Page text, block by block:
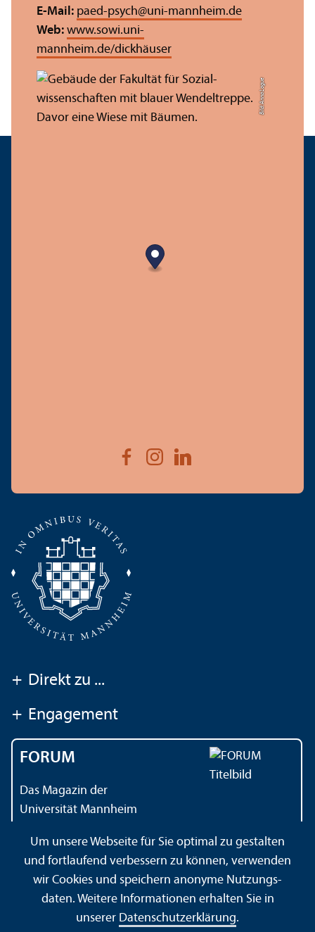
Bild: Anna Logue
E-Mail: paed-psych@uni-mannheim.de
Web: www.sowi.uni-
mannheim.de/dickhäuser
+ Direkt zu ...
+ Engagement
FORUM
Das Magazin der
Universität Mannheim
Kontakt Impressum Datenschutz
Barrierefreiheit
Gebärdensprache
Leichte Sprache
Sitemap
Hausordnung
Sicherheit und Notfälle
Um unsere Webseite für Sie optimal zu gestalten
und fortlaufend verbessern zu können, verwenden
wir Cookies und speichern anonyme Nutzungs­
daten. Weitere Informationen erhalten Sie in
unserer Datenschutz­erklärung.